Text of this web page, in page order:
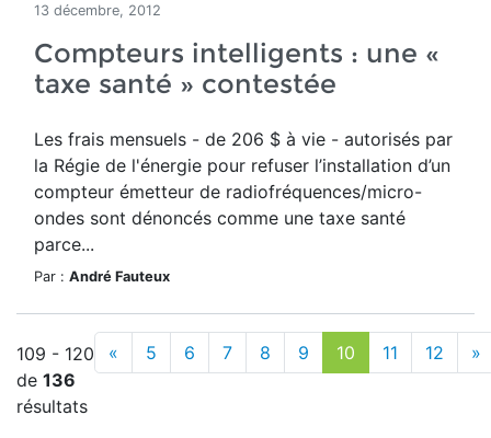
13 décembre, 2012
Compteurs intelligents : une «
taxe santé » contestée
Les frais mensuels - de 206 $ à vie - autorisés par
la Régie de l'énergie pour refuser l’installation d’un
compteur émetteur de radiofréquences/micro-
ondes sont dénoncés comme une taxe santé
parce...
Par : André Fauteux
109 - 120
de 136
résultats
« 5 6 7 8 9 10 11 12 »